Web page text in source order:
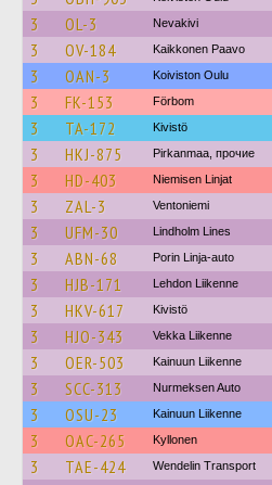
3 OL-3 Nevakivi
3 OV-184 Kaikkonen Paavo
3 OAN-3 Koiviston Oulu
3 FK-153 Förbom
3 TA-172 Kivistö
3 HKJ-875 Pirkanmaa, прочие
3 HD-403 Niemisen Linjat
3 ZAL-3 Ventoniemi
3 UFM-30 Lindholm Lines
3 ABN-68 Porin Linja-auto
3 HJB-171 Lehdon Liikenne
3 HKV-617 Kivistö
3 HJO-343 Vekka Liikenne
3 OER-503 Kainuun Liikenne
3 SCC-313 Nurmeksen Auto
3 OSU-23 Kainuun Liikenne
3 OAC-265 Kyllonen
3 TAE-424 Wendelin Transport